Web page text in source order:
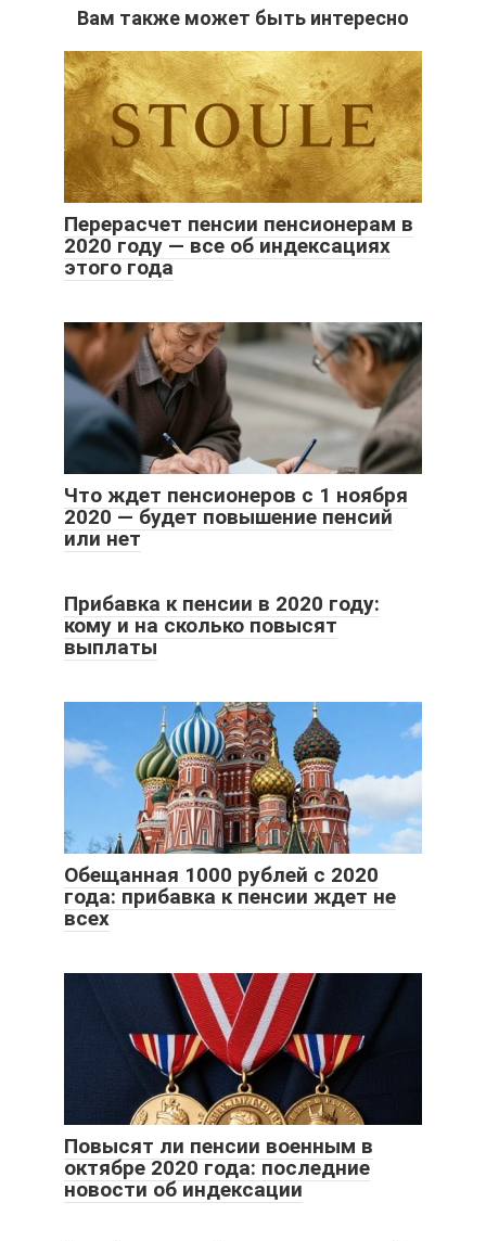
Вам также может быть интересно
Перерасчет пенсии пенсионерам в
2020 году — все об индексациях
этого года
Что ждет пенсионеров с 1 ноября
2020 — будет повышение пенсий
или нет
Прибавка к пенсии в 2020 году:
кому и на сколько повысят
выплаты
Обещанная 1000 рублей с 2020
года: прибавка к пенсии ждет не
всех
Повысят ли пенсии военным в
октябре 2020 года: последние
новости об индексации